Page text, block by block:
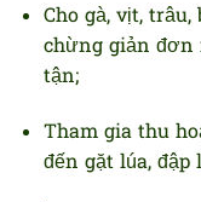
Cho gà, vịt,
chừng giản
tận;
Tham gia thu
đến gặt lúa, đập